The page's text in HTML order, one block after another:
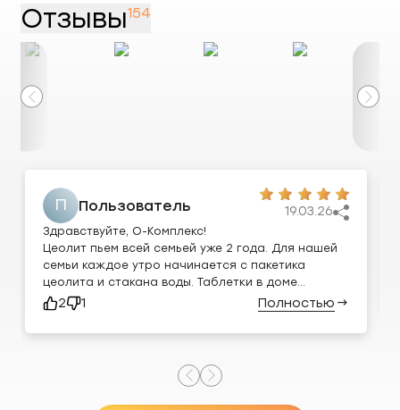
Отзывы154
П Пользователь 19.03.26
Здравствуйте, О-Комплекс!
Цеолит пьем всей семьей уже 2 года. Для нашей
семьи каждое утро начинается с пакетика
цеолита и стакана воды. Таблетки в доме
выкинули почти все за ненадобностью. У ребенка
пищевая аллергия значительно реже стала
проявляться. А проявлялась она раньше
отравлениях, несварениях. С собой берём во все
поездки. Жена пробовала покупать сорбенты
Полностью →
2 1